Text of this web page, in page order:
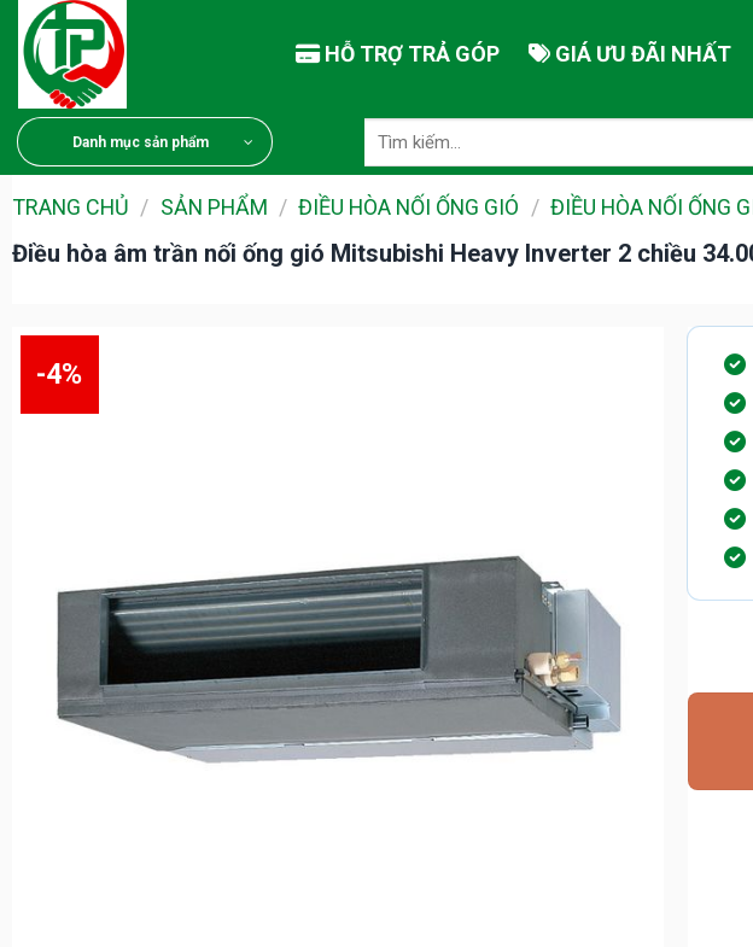
Chuyển
đến
dung
HỖ TRỢ TRẢ GÓP GIÁ ƯU ĐÃI NHẤT
Danh mục sản phẩm
kiếm:
TRANG CHỦ / SẢN PHẨM / ĐIỀU HÒA NỐI ỐNG GIÓ / ĐIỀU HÒA NỐI ỐNG
Điều hòa âm trần nối ống gió Mitsubishi Heavy Inverter 2 chiều
-4%